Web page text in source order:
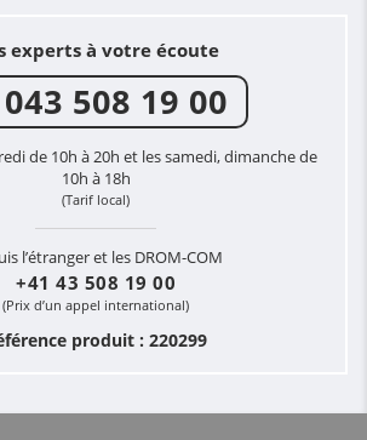
experts à votre écoute
043 508 19 00
de 10h à 20h et les samedi, dimanche de
10h à 18h
(Tarif local)
l’étranger et les DROM-COM
+41 43 508 19 00
(Prix d’un appel international)
produit : 220299